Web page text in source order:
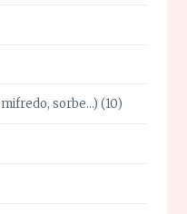
sorbe…) (10)